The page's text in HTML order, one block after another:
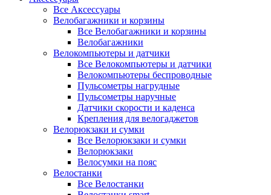
Все Аксессуары
Велобагажники и корзины
Все Велобагажники и корзины
Велобагажники
Велокомпьютеры и датчики
Все Велокомпьютеры и датчики
Велокомпьютеры беспроводные
Пульсометры нагрудные
Пульсометры наручные
Датчики скорости и каденса
Крепления для велогаджетов
Велорюкзаки и сумки
Все Велорюкзаки и сумки
Велорюкзаки
Велосумки на пояс
Велостанки
Все Велостанки